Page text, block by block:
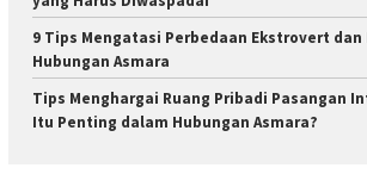
9 Tips Mengatasi Perbedaan Ekstrovert
Hubungan Asmara
Tips Menghargai Ruang Pribadi Pasangan
Itu Penting dalam Hubungan Asmara?